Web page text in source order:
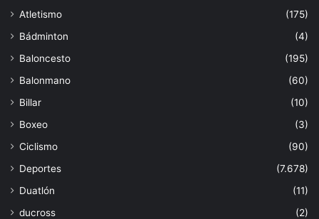
Atletismo
(175)
Bádminton
(4)
Baloncesto
(195)
Balonmano
(60)
Billar
(10)
Boxeo
(3)
Ciclismo
(90)
Deportes
(7.678)
Duatlón
(11)
ducross
(2)